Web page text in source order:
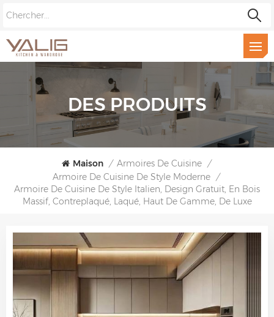
DES PRODUITS
Maison / Armoires De Cuisine /
Armoire De Cuisine De Style Moderne /
Armoire De Cuisine De Style Italien, Design Gratuit, En Bois
Massif, Contreplaqué, Laqué, Haut De Gamme, De Luxe